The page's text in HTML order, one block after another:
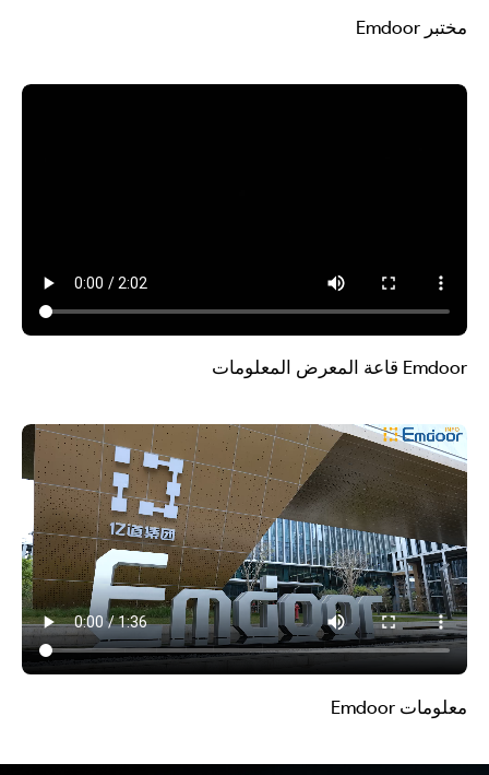
مختبر Emdoor
Emdoor قاعة المعرض المعلومات
معلومات Emdoor